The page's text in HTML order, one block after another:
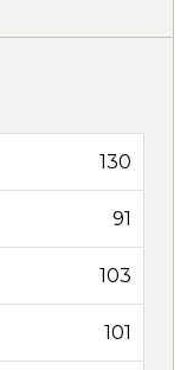
130
91
103
101